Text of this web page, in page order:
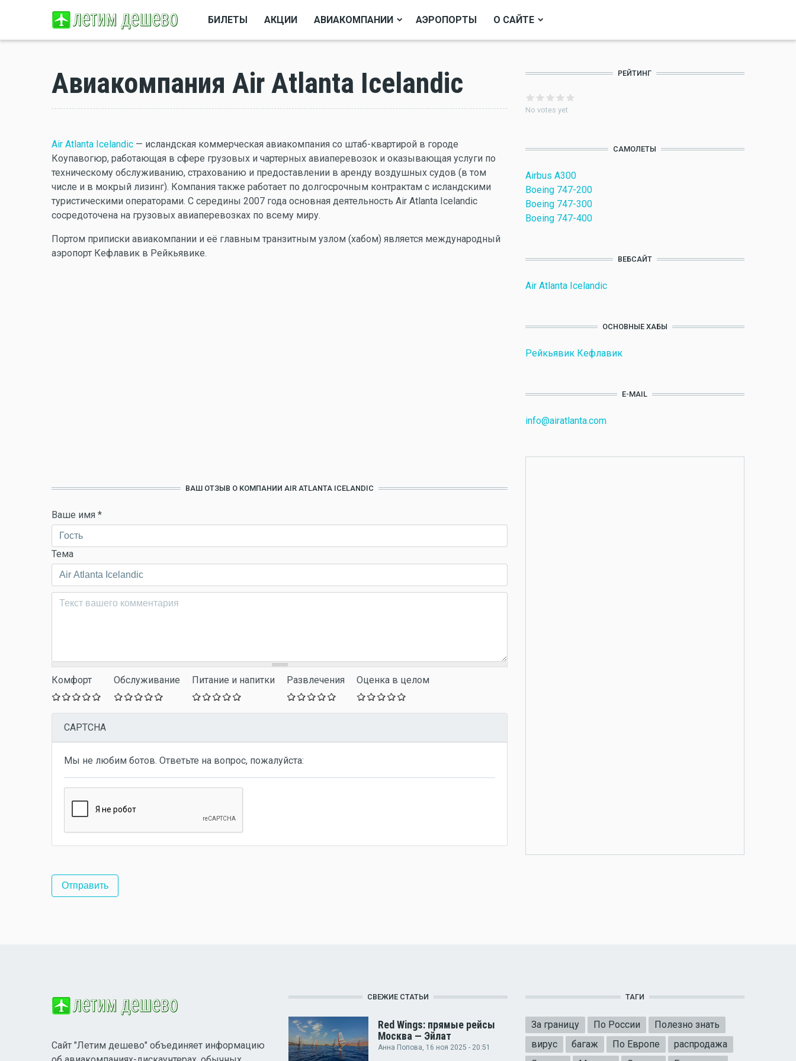
БИЛЕТЫ АКЦИИ АВИАКОМПАНИИ АЭРОПОРТЫ О САЙТЕ
Авиакомпания Air Atlanta Icelandic
Air Atlanta Icelandic — исландская коммерческая авиакомпания со штаб-квартирой в городе
Коупавогюр, работающая в сфере грузовых и чартерных авиаперевозок и оказывающая услуги по
техническому обслуживанию, страхованию и предоставлении в аренду воздушных судов (в том
числе и в мокрый лизинг). Компания также работает по долгосрочным контрактам с исландскими
туристическими операторами. С середины 2007 года основная деятельность Air Atlanta Icelandic
сосредоточена на грузовых авиаперевозках по всему миру.
Портом приписки авиакомпании и её главным транзитным узлом (хабом) является международный
аэропорт Кефлавик в Рейкьявике.
ВАШ ОТЗЫВ О КОМПАНИИ AIR ATLANTA ICELANDIC
Ваше имя *
Тема
Комментарий*
Комфорт Обслуживание Питание и напитки Развлечения Оценка в целом
CAPTCHA
Мы не любим ботов. Ответьте на вопрос, пожалуйста:
РЕЙТИНГ
No votes yet
САМОЛЕТЫ
Airbus A300
Boeing 747-200
Boeing 747-300
Boeing 747-400
ВЕБСАЙТ
Air Atlanta Icelandic
ОСНОВНЫЕ ХАБЫ
Рейкьявик Кефлавик
E-MAIL
info@airatlanta.com
Сайт "Летим дешево" объединяет информацию
СВЕЖИЕ СТАТЬИ
Red Wings: прямые рейсы
Москва — Эйлат
Анна Попова, 16 ноя 2025 - 20:51
ТАГИ
За границу По России
Полезно знать
вирус
багаж По Европе
распродажа